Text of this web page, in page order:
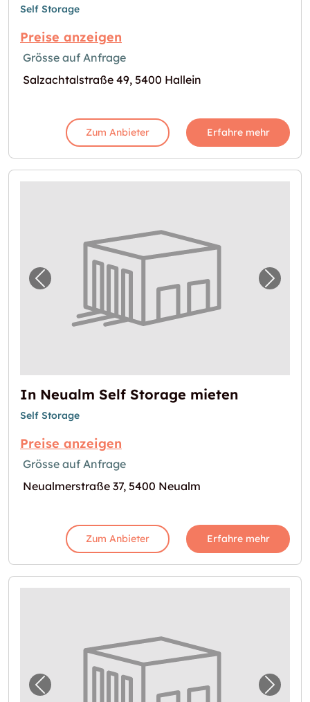
Self Storage
Preise anzeigen
Grösse auf Anfrage
Salzachtalstraße 49, 5400 Hallein
Zum Anbieter Erfahre mehr
Vorheriges Bild für "In Neualm Self Storage
In Neualm Self Storage mieten
Self Storage
Preise anzeigen
Grösse auf Anfrage
Neualmerstraße 37, 5400 Neualm
Zum Anbieter Erfahre mehr
Vorheriges Bild für "Garage in Amstetten"